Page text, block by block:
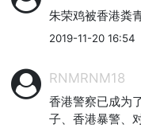
朱荣鸡被香港粪
2019-11-20 16:54
RNMRNM18
香港警察已成为
子、香港暴警、